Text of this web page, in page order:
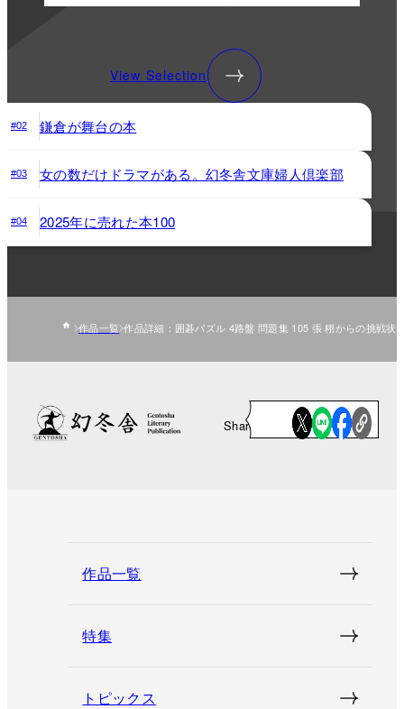
View Selection
#02 鎌倉が舞台の本
#03 女の数だけドラマがある。幻冬舎文庫婦人倶楽部
#04 2025年に売れた本100
作品一覧 作品詳細：囲碁パズル 4路盤 問題集 105 張 栩からの挑戦状
Share
作品一覧
特集
トピックス